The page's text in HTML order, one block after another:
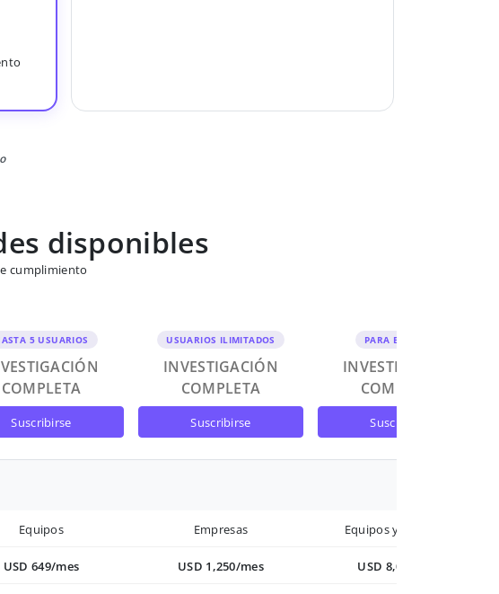
disponibles
cumplimiento
5 USUARIOS
COMPLETA
suscribirse
USUARIOS ILIMITADOS
INVESTIGACIÓN
COMPLETA
suscribirse
PARA EQUIPOS
INVESTIGACIÓN
COMPLETA
suscribirse
Equipos Empresas Equipos y Empresas
USD 649/mes USD 1,250/mes USD 8,000/año